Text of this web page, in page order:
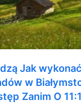
Jak
w
Zanim O